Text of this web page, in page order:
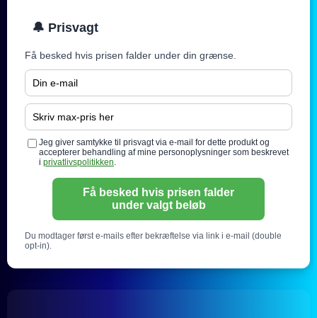
🔔 Prisvagt
Få besked hvis prisen falder under din grænse.
Jeg giver samtykke til prisvagt via e-mail for dette produkt og
accepterer behandling af mine personoplysninger som beskrevet
i privatlivspolitikken.
Få besked hvis prisen falder
under valgt beløb
Du modtager først e-mails efter bekræftelse via link i e-mail (double
opt-in).